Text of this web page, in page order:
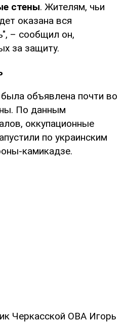
стены. Жителям, чьи
оказана вся
– сообщил он,
за защиту.
объявлена почти во
По данным
оккупационные
по украинским
камикадзе.
Черкасской ОВА Игорь